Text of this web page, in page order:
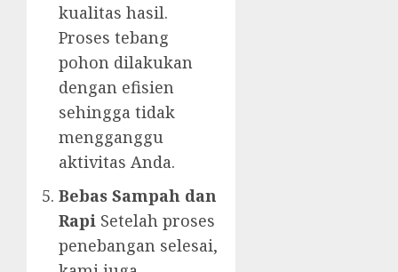
kualitas hasil.
Proses tebang
pohon dilakukan
dengan efisien
sehingga tidak
mengganggu
aktivitas Anda.
Bebas Sampah dan
Rapi Setelah proses
penebangan selesai,